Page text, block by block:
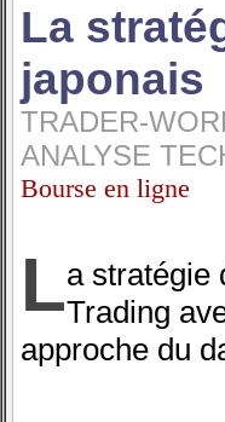
La
japonais
TRADER-
ANALYSE
Bourse en ligne
La stratégie
Trading
approche du